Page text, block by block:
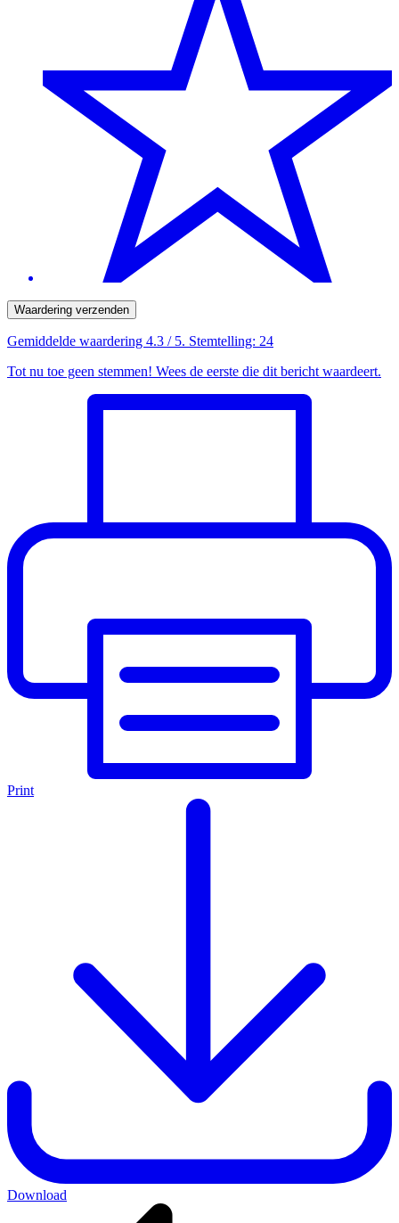
Waardering verzenden
Gemiddelde waardering 4.3 / 5. Stemtelling: 24
Tot nu toe geen stemmen! Wees de eerste die dit bericht waardeert.
Print
Download